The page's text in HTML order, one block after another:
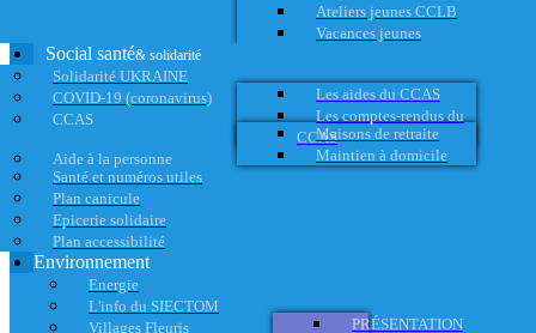
Ateliers jeunes CCLB
Vacances jeunes
Social santé& solidarité
Solidarité UKRAINE
COVID-19 (coronavirus)
CCAS
Les aides du CCAS
Les comptes-rendus du
CCAS
Aide à la personne
Maisons de retraite
Maintien à domicile
Santé et numéros utiles
Plan canicule
Epicerie solidaire
Plan accessibilité
Environnement
Energie
L'info du SIECTOM
Villages Fleuris
PRÉSENTATION